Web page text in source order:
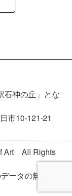
石神の丘」とな
市10-121-21
Art All Rights
ータの無断転用